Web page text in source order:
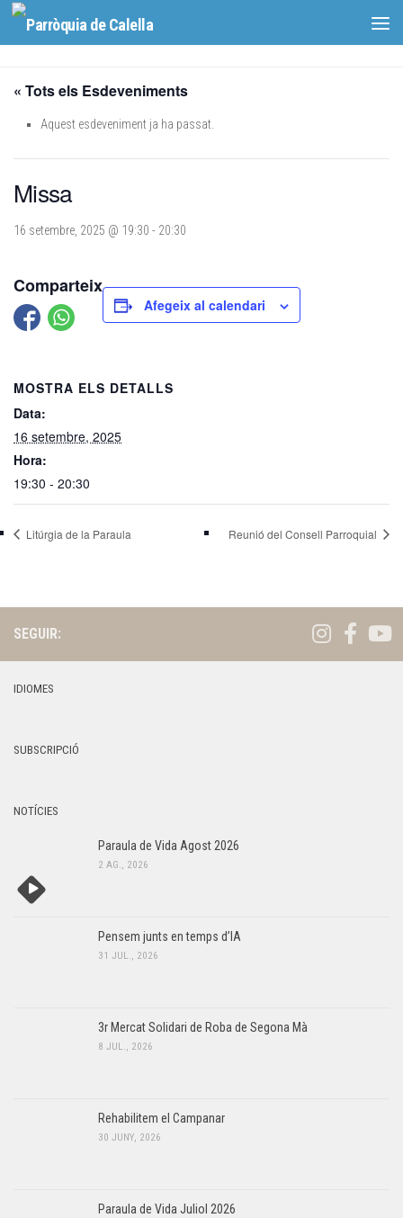
Skip to content
« Tots els Esdeveniments
Aquest esdeveniment ja ha passat.
Missa
16 setembre, 2025 @ 19:30 - 20:30
Comparteix
Afegeix al calendari
MOSTRA ELS DETALLS
Data:
16 setembre, 2025
Hora:
19:30 - 20:30
Litúrgia de la Paraula Reunió del Consell Parroquial
SEGUIR:
IDIOMES
SUBSCRIPCIÓ
NOTÍCIES
Paraula de Vida Agost 2026
2 AG., 2026
Pensem junts en temps d’IA
31 JUL., 2026
3r Mercat Solidari de Roba de Segona Mà
8 JUL., 2026
Rehabilitem el Campanar
30 JUNY, 2026
Paraula de Vida Juliol 2026